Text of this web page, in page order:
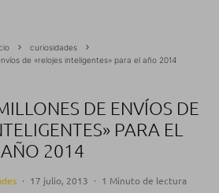
curiosidades
de «relojes inteligentes» para el año 2014
DE ENVÍOS DE
PARA EL
AÑO 2014
· 17 julio, 2013 · 1 Minuto de lectura